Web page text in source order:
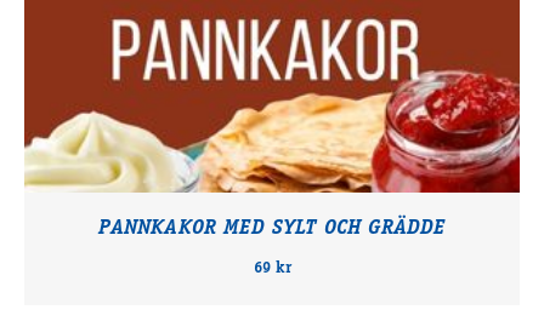
PANNKAKOR MED SYLT OCH GRÄDDE
69 kr